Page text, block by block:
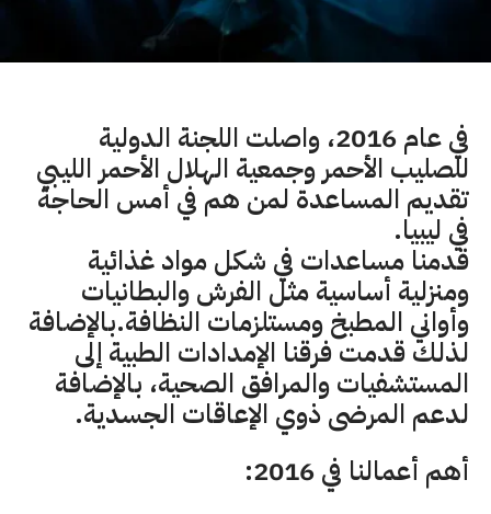
في عام 2016، واصلت اللجنة الدولية
للصليب الأحمر وجمعية الهلال الأحمر الليبي
تقديم المساعدة لمن هم في أمس الحاجة
في ليبيا.
قدمنا مساعدات في شكل مواد غذائية
ومنزلية أساسية مثل الفرش والبطانيات
وأواني المطبخ ومستلزمات النظافة.بالإضافة
لذلك قدمت فرقنا الإمدادات الطبية إلى
المستشفيات والمرافق الصحية، بالإضافة
لدعم المرضى ذوي الإعاقات الجسدية.
أهم أعمالنا في 2016: